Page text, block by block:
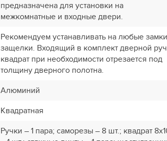
предназначена для установки на
межкомнатные и входные двери.
Рекомендуем устанавливать на любые
защелки. Входящий в комплект дверной
квадрат при необходимости отрезается под
толщину дверного полотна.
Алюминий
Квадратная
Ручки – 1 пара; саморезы – 8 шт.; квадрат